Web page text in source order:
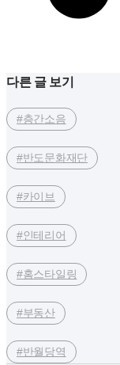
다른 글 보기
#층간소음
#반도문화재단
#카이브
#인테리어
#홈스타일링
#부동산
#반월당역